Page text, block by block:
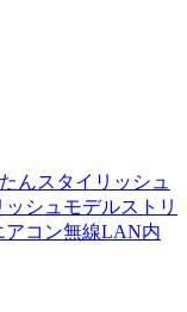
んスタイリッシュ
ッシュモデルストリ
アコン無線LAN内